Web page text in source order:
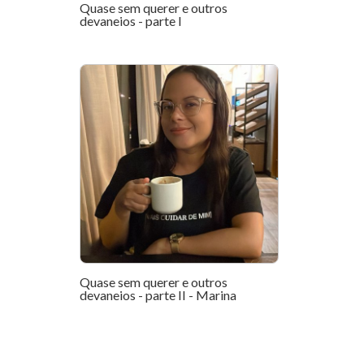
Quase sem querer e outros
devaneios - parte I
Quase sem querer e outros
devaneios - parte II - Marina